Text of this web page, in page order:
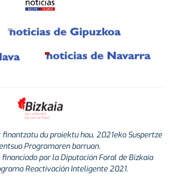
du proiektu hau, 2021eko Suspertze
Programaren barruan.
por la Diputación Foral de Bizkaia
Reactivación Inteligente 2021.